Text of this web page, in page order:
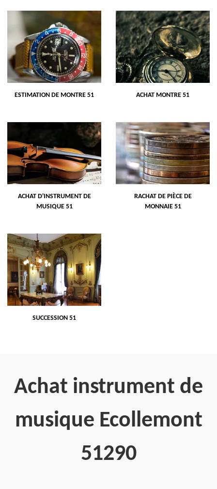
ESTIMATION DE MONTRE 51 ACHAT MONTRE 51
ACHAT D'INSTRUMENT DE
MUSIQUE 51
RACHAT DE PIÈCE DE
MONNAIE 51
SUCCESSION 51
Achat instrument de
musique Ecollemont
51290